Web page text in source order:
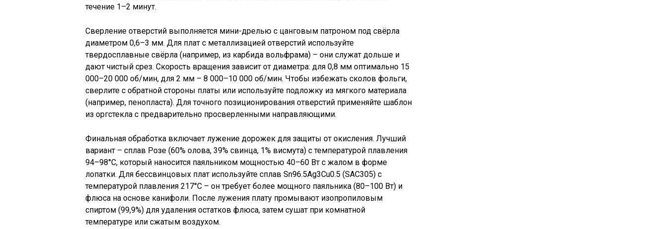
течение 1–2 минут.
Сверление отверстий выполняется мини-дрелью с цанговым патроном под свёрла
диаметром 0,6–3 мм. Для плат с металлизацией отверстий используйте
твердосплавные свёрла (например, из карбида вольфрама) – они служат дольше и
дают чистый срез. Скорость вращения зависит от диаметра: для 0,8 мм оптимально 15
000–20 000 об/мин, для 2 мм – 8 000–10 000 об/мин. Чтобы избежать сколов фольги,
сверлите с обратной стороны платы или используйте подложку из мягкого материала
(например, пенопласта). Для точного позиционирования отверстий применяйте шаблон
из оргстекла с предварительно просверленными направляющими.
Финальная обработка включает лужение дорожек для защиты от окисления. Лучший
вариант – сплав Розе (60% олова, 39% свинца, 1% висмута) с температурой плавления
94–98°C, который наносится паяльником мощностью 40–60 Вт с жалом в форме
лопатки. Для бессвинцовых плат используйте сплав Sn96.5Ag3Cu0.5 (SAC305) с
температурой плавления 217°C – он требует более мощного паяльника (80–100 Вт) и
флюса на основе канифоли. После лужения плату промывают изопропиловым
спиртом (99,9%) для удаления остатков флюса, затем сушат при комнатной
температуре или сжатым воздухом.